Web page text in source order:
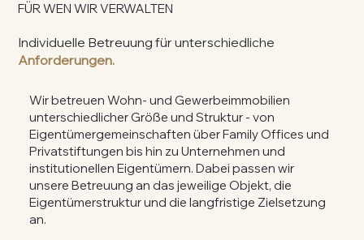
FÜR WEN WIR VERWALTEN
Individuelle Betreuung für unterschiedliche
Anforderungen.
Wir betreuen Wohn- und Gewerbeimmobilien
unterschiedlicher Größe und Struktur - von
Eigentümergemeinschaften über Family Offices und
Privatstiftungen bis hin zu Unternehmen und
institutionellen Eigentümern. Dabei passen wir
unsere Betreuung an das jeweilige Objekt, die
Eigentümerstruktur und die langfristige Zielsetzung
an.